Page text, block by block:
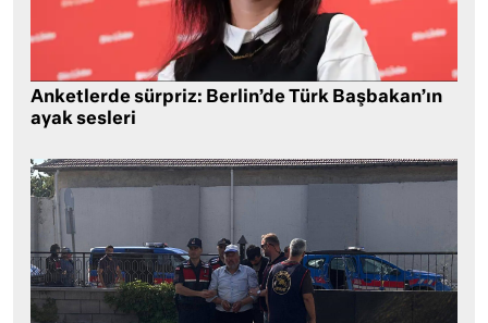
Anketlerde sürpriz: Berlin’de Türk Başbakan’ın
ayak sesleri